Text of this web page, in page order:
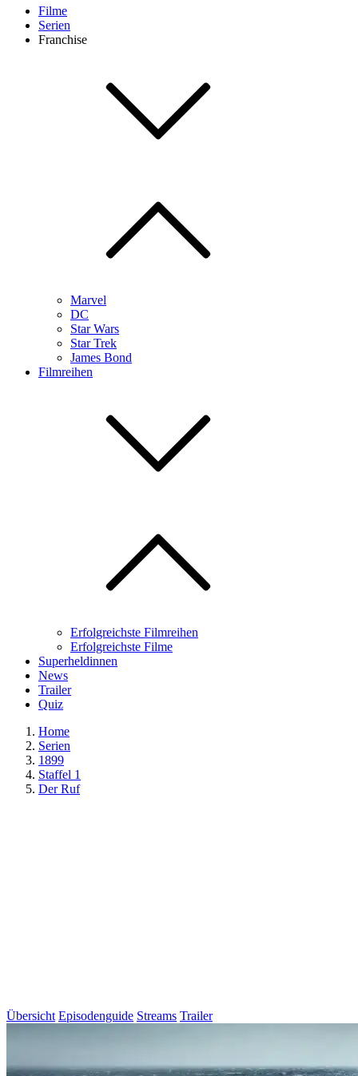
Filme
Serien
Franchise
Marvel
DC
Star Wars
Star Trek
James Bond
Filmreihen
Erfolgreichste Filmreihen
Erfolgreichste Filme
Superheldinnen
News
Trailer
Quiz
Home
Serien
1899
Staffel 1
Der Ruf
Übersicht Episodenguide Streams Trailer